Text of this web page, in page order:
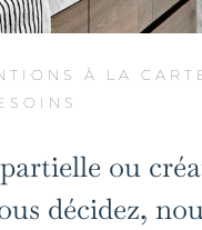
À LA
ou
décidez,